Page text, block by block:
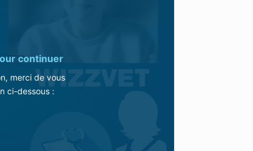
continuer
merci de vous
ci-dessous :